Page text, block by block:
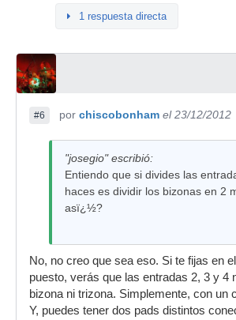
1 respuesta directa
#6 por chiscobonham el 23/12/2012
"josegio" escribió:
Entiendo que si divides las
haces es dividir los bizonas en 2
asï¿½?
No, no creo que sea eso. Si te fijas en
puesto, verás que las entradas 2, 3 y 4
bizona ni trizona. Simplemente, con un
Y, puedes tener dos pads distintos